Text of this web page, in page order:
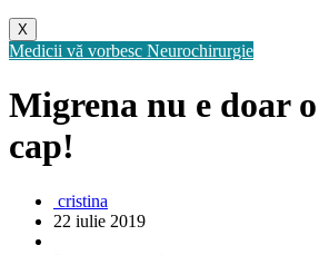
X
Medicii vă vorbesc Neurochirurgie
Migrena nu e doar
cap!
cristina
22 iulie 2019